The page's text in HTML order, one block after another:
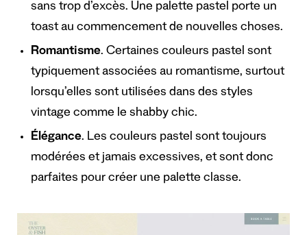
sans trop d’excès. Une palette pastel porte un
toast au commencement de nouvelles choses.
Romantisme. Certaines couleurs pastel sont
typiquement associées au romantisme, surtout
lorsqu’elles sont utilisées dans des styles
vintage comme le shabby chic.
Élégance. Les couleurs pastel sont toujours
modérées et jamais excessives, et sont donc
parfaites pour créer une palette classe.